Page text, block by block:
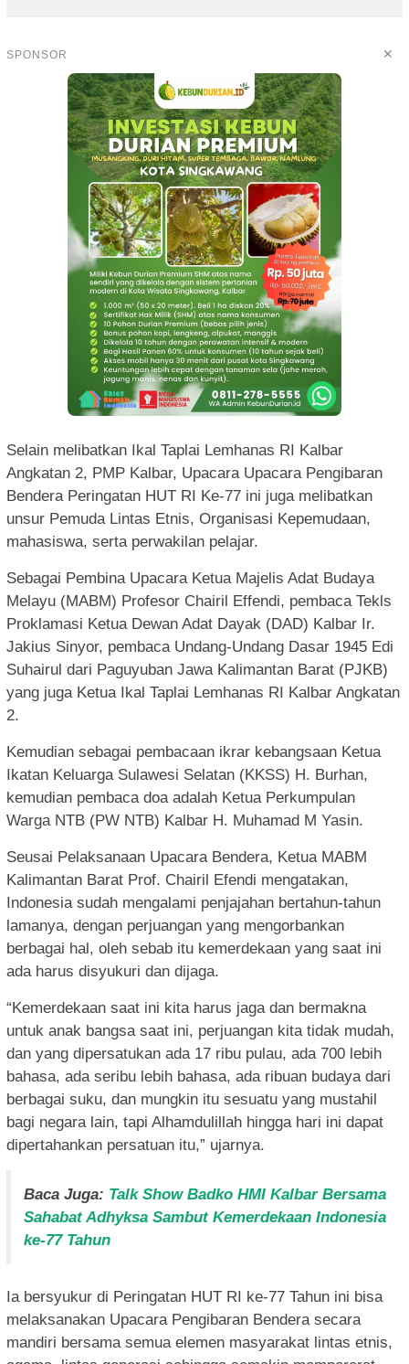
SPONSOR ✕
Selain melibatkan Ikal Taplai Lemhanas RI Kalbar
Angkatan 2, PMP Kalbar, Upacara Upacara Pengibaran
Bendera Peringatan HUT RI Ke-77 ini juga melibatkan
unsur Pemuda Lintas Etnis, Organisasi Kepemudaan,
mahasiswa, serta perwakilan pelajar.
Sebagai Pembina Upacara Ketua Majelis Adat Budaya
Melayu (MABM) Profesor Chairil Effendi, pembaca Tekls
Proklamasi Ketua Dewan Adat Dayak (DAD) Kalbar Ir.
Jakius Sinyor, pembaca Undang-Undang Dasar 1945 Edi
Suhairul dari Paguyuban Jawa Kalimantan Barat (PJKB)
yang juga Ketua Ikal Taplai Lemhanas RI Kalbar Angkatan
2.
Kemudian sebagai pembacaan ikrar kebangsaan Ketua
Ikatan Keluarga Sulawesi Selatan (KKSS) H. Burhan,
kemudian pembaca doa adalah Ketua Perkumpulan
Warga NTB (PW NTB) Kalbar H. Muhamad M Yasin.
Seusai Pelaksanaan Upacara Bendera, Ketua MABM
Kalimantan Barat Prof. Chairil Efendi mengatakan,
Indonesia sudah mengalami penjajahan bertahun-tahun
lamanya, dengan perjuangan yang mengorbankan
berbagai hal, oleh sebab itu kemerdekaan yang saat ini
ada harus disyukuri dan dijaga.
“Kemerdekaan saat ini kita harus jaga dan bermakna
untuk anak bangsa saat ini, perjuangan kita tidak mudah,
dan yang dipersatukan ada 17 ribu pulau, ada 700 lebih
bahasa, ada seribu lebih bahasa, ada ribuan budaya dari
berbagai suku, dan mungkin itu sesuatu yang mustahil
bagi negara lain, tapi Alhamdulillah hingga hari ini dapat
dipertahankan persatuan itu,” ujarnya.
Baca Juga: Talk Show Badko HMI Kalbar Bersama
Sahabat Adhyksa Sambut Kemerdekaan Indonesia
ke-77 Tahun
Ia bersyukur di Peringatan HUT RI ke-77 Tahun ini bisa
melaksanakan Upacara Pengibaran Bendera secara
mandiri bersama semua elemen masyarakat lintas etnis,